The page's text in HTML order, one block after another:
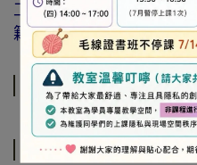
工具、消耗性商品(如膠
籍…等)，恕不接受退換
規格說明
運送方式